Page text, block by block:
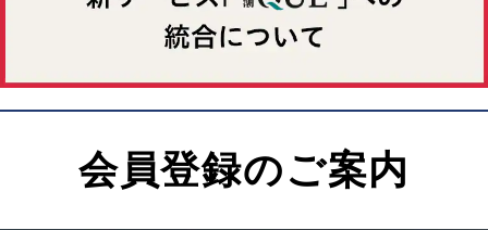
会員登録のご案内